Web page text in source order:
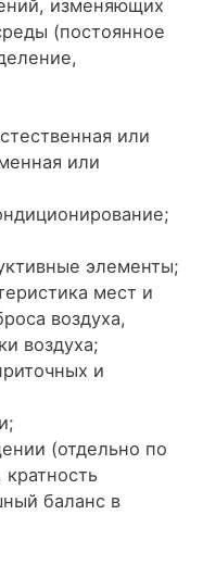
изменяющих
(постоянное
или
или
элементы;
мест и
воздуха,
воздуха;
и
(отдельно по
баланс в